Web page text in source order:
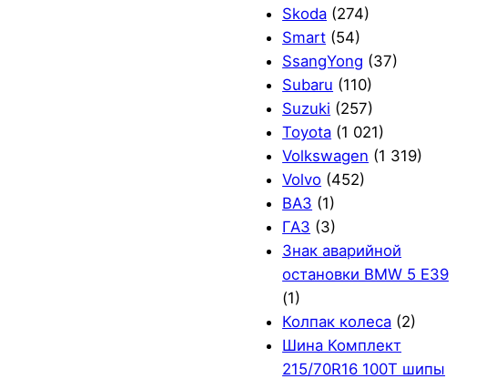
Skoda (274)
Smart (54)
SsangYong (37)
Subaru (110)
Suzuki (257)
Toyota (1 021)
Volkswagen (1 319)
Volvo (452)
ВАЗ (1)
ГАЗ (3)
Знак аварийной
остановки BMW 5 E39
(1)
Колпак колеса (2)
Шина Комплект
215/70R16 100T шипы